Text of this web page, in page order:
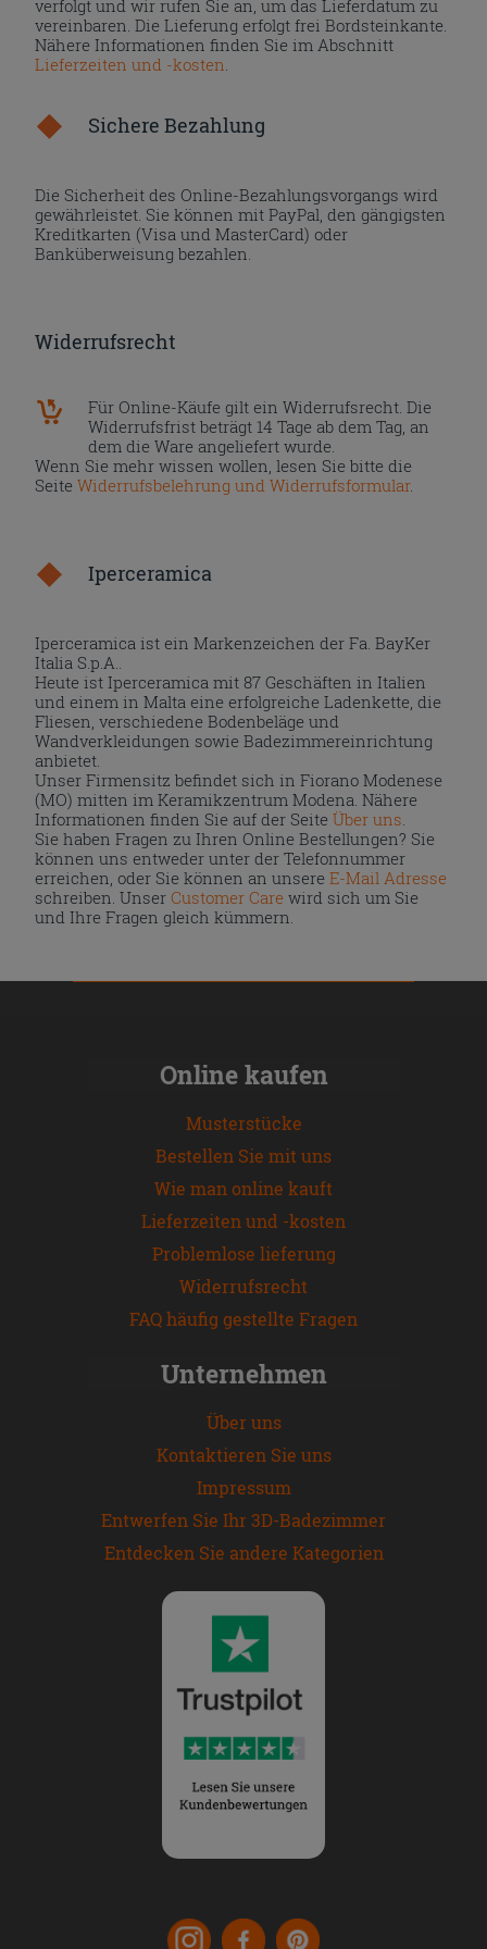
verfolgt und wir rufen Sie an, um das Lieferdatum zu
vereinbaren. Die Lieferung erfolgt frei Bordsteinkante.
Nähere Informationen finden Sie im Abschnitt
Lieferzeiten und -kosten
Sichere Bezahlung
Die Sicherheit des Online-Bezahlungsvorgangs wird
gewährleistet. Sie können mit PayPal, den gängigsten
Kreditkarten (Visa und MasterCard) oder
Banküberweisung bezahlen.
Widerrufsrecht
Für Online-Käufe gilt ein Widerrufsrecht. Die
Widerrufsfrist beträgt 14 Tage ab dem Tag, an
dem die Ware angeliefert wurde.
Wenn Sie mehr wissen wollen, lesen Sie bitte die
SeiteWiderrufsbelehrung und Widerrufsformular.
Iperceramica
Iperceramica ist ein Markenzeichen der Fa. BayKer
Italia S.p.A..
Heute ist Iperceramica mit 87 Geschäften in Italien
und einem in Malta eine erfolgreiche Ladenkette, die
Fliesen, verschiedene Bodenbeläge und
Wandverkleidungen sowie Badezimmereinrichtung
anbietet.
Unser Firmensitz befindet sich in Fiorano Modenese
(MO) mitten im Keramikzentrum Modena. Nähere
Informationen finden Sie auf der Seite Über uns
Sie haben Fragen zu Ihren Online Bestellungen? Sie
können uns entweder unter der Telefonnummer
erreichen, oder Sie können an unsereE-Mail Adresse
schreiben. UnserCustomer Care wird sich um Sie
und Ihre Fragen gleich kümmern.
Online kaufen
Musterstücke
Bestellen Sie mit uns
Wie man online kauft
Lieferzeiten und -kosten
Problemlose lieferung
Widerrufsrecht
FAQ häufig gestellte Fragen
Unternehmen
Über uns
Kontaktieren Sie uns
Impressum
Entwerfen Sie Ihr 3D-Badezimmer
Entdecken Sie andere Kategorien